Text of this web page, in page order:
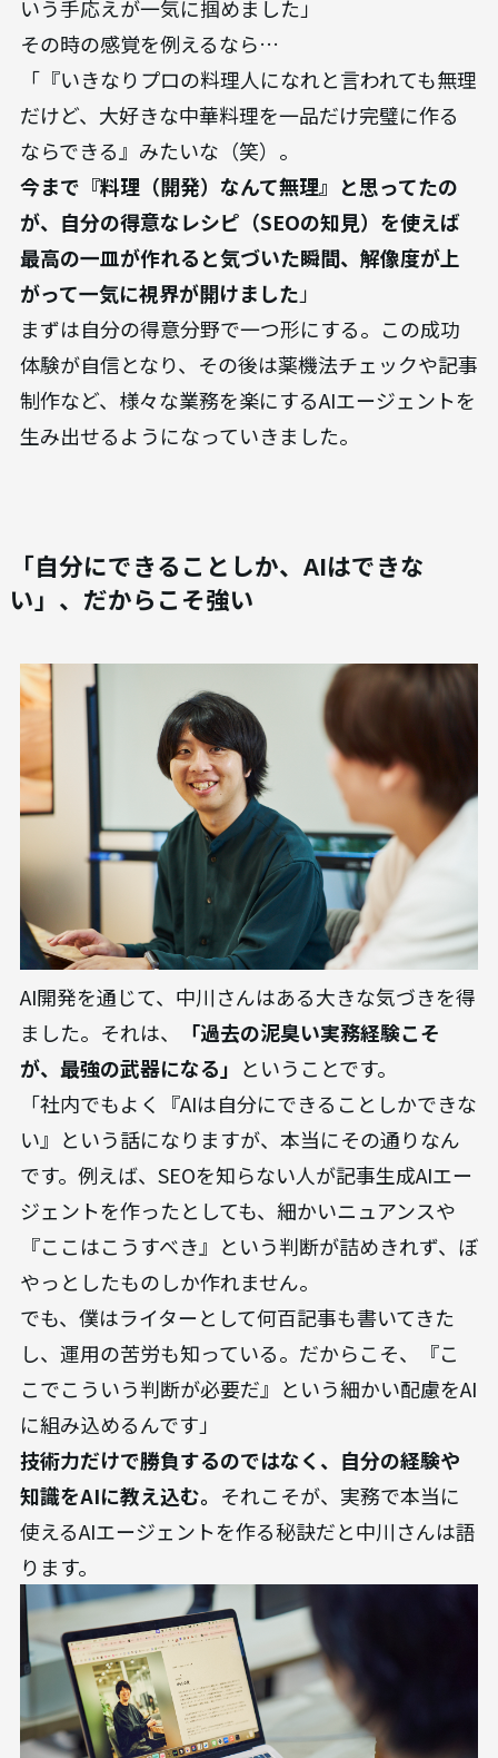
いう手応えが一気に掴めました」
その時の感覚を例えるなら…
「『いきなりプロの料理人になれと言われても無理
だけど、大好きな中華料理を一品だけ完璧に作る
ならできる』みたいな（笑）。
今まで『料理（開発）なんて無理』と思ってたの
が、自分の得意なレシピ（SEOの知見）を使えば
最高の一皿が作れると気づいた瞬間、解像度が上
がって一気に視界が開けました 」
まずは自分の得意分野で一つ形にする。この成功
体験が自信となり、その後は薬機法チェックや記事
制作など、様々な業務を楽にするAIエージェントを
生み出せるようになっていきました。
「自分にできることしか、AIはできな
い」、だからこそ強い
AI開発を通じて、中川さんはある大きな気づきを得
ました。それは、
「過去の泥臭い実務経験こそ
が、最強の武器になる」 ということです。
「社内でもよく『AIは自分にできることしかできな
い』という話になりますが、本当にその通りなん
です。例えば、SEOを知らない人が記事生成AIエー
ジェントを作ったとしても、細かいニュアンスや
『ここはこうすべき』という判断が詰めきれず、ぼ
やっとしたものしか作れません。
でも、僕はライターとして何百記事も書いてきた
し、運用の苦労も知っている。だからこそ、『こ
こでこういう判断が必要だ』という細かい配慮をAI
に組み込めるんです」
技術力だけで勝負するのではなく、自分の経験や
知識をAIに教え込む。 それこそが、実務で本当に
使えるAIエージェントを作る秘訣だと中川さんは語
ります。